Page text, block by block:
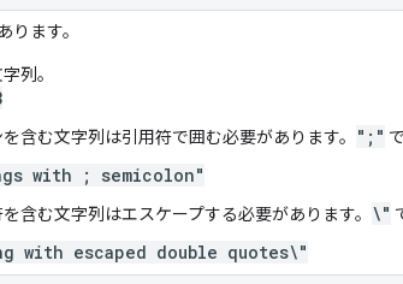
ります。
列。
含む文字列は引用符で囲む必要があります。 ";"
with ; semicolon"
含む文字列はエスケープする必要があります。 \"
with escaped double quotes\"